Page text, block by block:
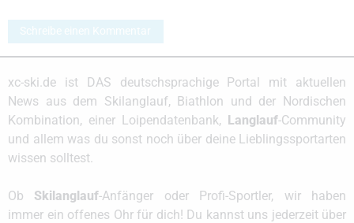
Schreibe einen Kommentar
xc-ski.de ist DAS deutschsprachige Portal mit aktuellen
News aus dem Skilanglauf, Biathlon und der Nordischen
Kombination, einer Loipendatenbank, Langlauf-Community
und allem was du sonst noch über deine Lieblingssportarten
wissen solltest.
Ob Skilanglauf-Anfänger oder Profi-Sportler, wir haben
immer ein offenes Ohr für dich! Du kannst uns jederzeit über